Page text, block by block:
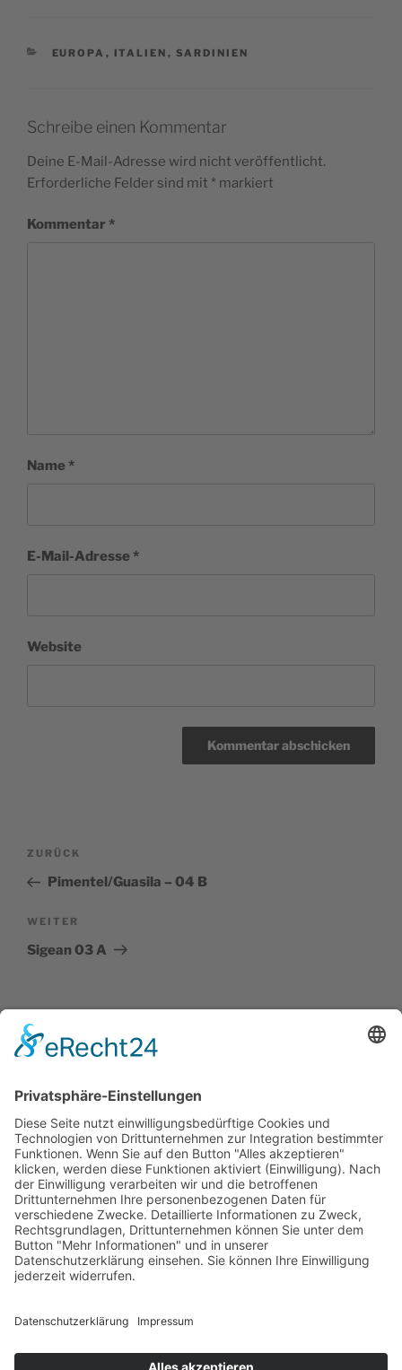
KATEGORIEN
EUROPA , ITALIEN , SARDINIEN
Schreibe einen Kommentar
Deine E-Mail-Adresse wird nicht veröffentlicht.
Erforderliche Felder sind mit * markiert
Kommentar *
Name*
E-Mail-Adresse*
Website
Beitragsnavigation
Vorheriger
Beitrag
ZURÜCK
Pimentel/Guasila – 04 B
Nächster
Beitrag
WEITER
Sigean 03 A
Impressum
Datenschutzerklärung
Cookie-Einstellungen
SUCHE
Suchen
nach: